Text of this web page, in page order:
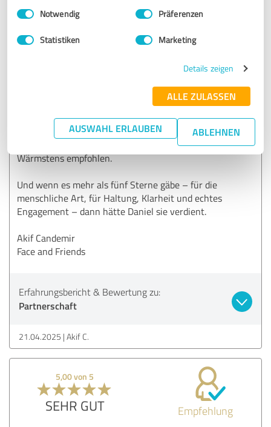
Impressum Datenschutzbestimmungen
Einwilligungsauswahl
Notwendig Präferenzen
Statistiken Marketing
Details zeigen
ALLE ZULASSEN
AUSWAHL ERLAUBEN ABLEHNEN
Aufmerksamkeit buhlen und mit heißer Luft agieren, ist
sagt, was man hören will, sondern was notwendig ist. Und
Wer jemanden sucht, der ein Projekt nicht nur begleitet,
sondern es wirklich ans Ziel bringt – für den ist Daniel
Rohde ein echter Gewinn. Ein Pilot, der Orientierung gibt
und dabei immer das Beste für Produkt und Unternehmen
im Blick behält.
Wärmstens empfohlen.
Und wenn es mehr als fünf Sterne gäbe – für die
menschliche Art, für Haltung, Klarheit und echtes
Engagement – dann hätte Daniel sie verdient.
Akif Candemir
Face and Friends
Erfahrungsbericht & Bewertung zu:
Partnerschaft
21.04.2025 Akif C.
5,00 von 5
SEHR GUT Empfehlung